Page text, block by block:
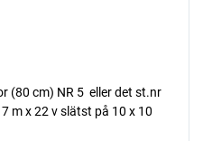
cm) NR 5  eller det st.nr
m x 22 v slätst på 10 x 10